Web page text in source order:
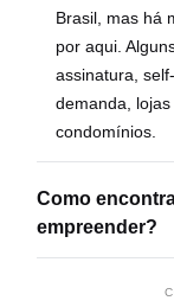
Brasil, mas há
por aqui.
assinatura,
demanda,
condomínios.
Como
empreender?